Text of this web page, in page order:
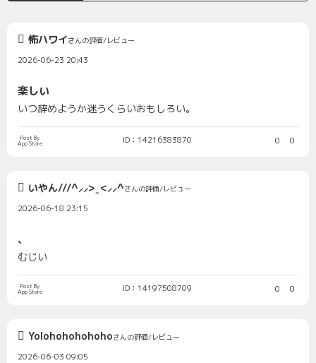
怖ハワイさんの評価/レビュー
2026-06-23 20:43
楽しい
いつ辞めようか迷うくらいおもしろい。
Post By
App Store ID：14216383870 0 0
いやん///^⸝⸝> ̫ <⸝⸝^さんの評価/レビュー
2026-06-18 23:15
、
むじい
Post By
App Store ID：14197508709 0 0
Yolohohohohohoさんの評価/レビュー
2026-06-03 09:05